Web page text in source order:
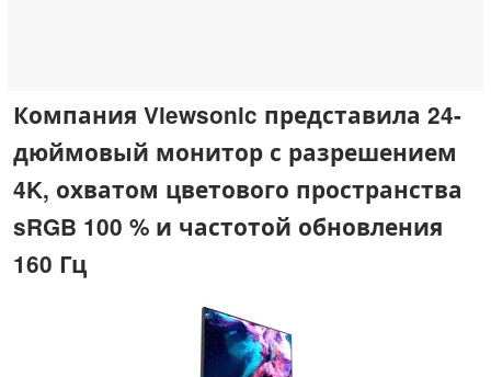
Компания Viewsonic представила 24-
дюймовый монитор с разрешением
4K, охватом цветового пространства
sRGB 100 % и частотой обновления
160 Гц